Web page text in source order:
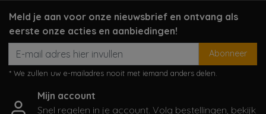
Meld je aan voor onze nieuwsbrief en ontvang als
eerste onze acties en aanbiedingen!
Abonneer
* We zullen uw e-mailadres nooit met iemand anders delen.
Mijn account
Snel regelen in je account. Volg bestellingen, bekijk